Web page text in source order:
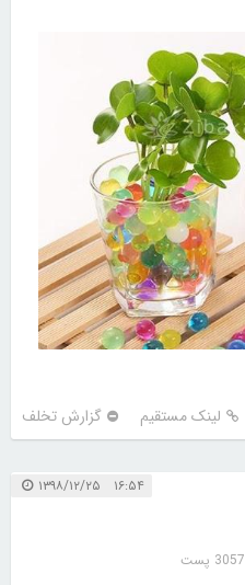
لینک مستقیم گزارش تخلف
۱۶:۵۴ ۱۳۹۸/۱۲/۲۵
3057 پست